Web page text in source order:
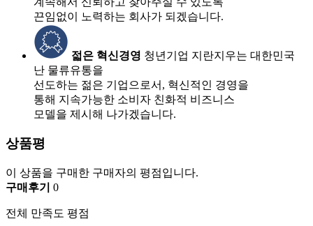
끈임없이 노력하는 회사가 되겠습니다.
젋은 혁신경영 청년기업 지란지우는 대한민국
난 물류유통을
선도하는 젊은 기업으로서, 혁신적인 경영을
통해 지속가능한 소비자 친화적 비즈니스
모델을 제시해 나가겠습니다.
상품평
이 상품을 구매한 구매자의 평점입니다.
구매후기 0
전체 만족도 평점